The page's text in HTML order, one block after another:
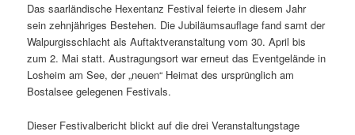
Das saarländische Hexentanz Festival feierte in diesem Jahr
sein zehnjähriges Bestehen. Die Jubiläumsauflage fand samt der
Walpurgisschlacht als Auftaktveranstaltung vom 30. April bis
zum 2. Mai statt. Austragungsort war erneut das Eventgelände in
Losheim am See, der „neuen“ Heimat des ursprünglich am
Bostalsee gelegenen Festivals.
Dieser Festivalbericht blickt auf die drei Veranstaltungstage